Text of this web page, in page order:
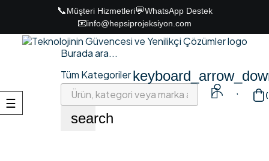
📞Müşteri Hizmetleri💬WhatsApp Destek
📧info@hepsiprojeksiyon.com
Toggle
navigation
☰
Burada ara...
Tüm Kategoriler
search
